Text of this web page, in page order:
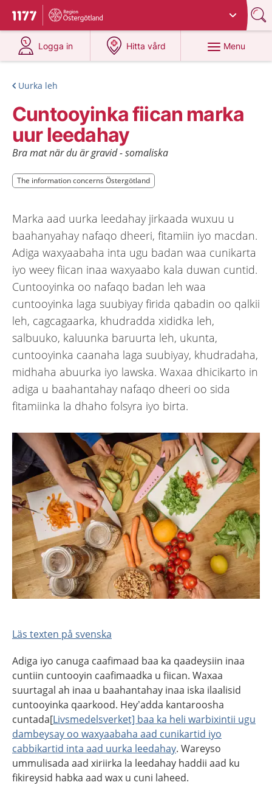
To start page for 1177
Du har valt region
Logga in
at 1177.se
Hitta vård
at 1177.se
Menu
Uurka leh
Cuntooyinka fiican marka
uur leedahay
Bra mat när du är gravid - somaliska
The information concerns Östergötland
The information concerns Östergötland
Marka aad uurka leedahay jirkaada wuxuu u
baahanyahay nafaqo dheeri, fitamiin iyo macdan.
Adiga waxyaabaha inta ugu badan waa cunikarta
iyo weey fiican inaa waxyaabo kala duwan cuntid.
Cuntooyinka oo nafaqo badan leh waa
cuntooyinka laga suubiyay firida qabadin oo qalkii
leh, cagcagaarka, khudradda xididka leh,
salbuuko, kaluunka baruurta leh, ukunta,
cuntooyinka caanaha laga suubiyay, khudradaha,
midhaha abuurka iyo lawska. Waxaa dhicikarto in
adiga u baahantahay nafaqo dheeri oo sida
fitamiinka la dhaho folsyra iyo birta.
Läs texten på svenska
Adiga iyo canuga caafimaad baa ka qaadeysiin inaa
cuntiin cuntooyin caafimaadka u fiican. Waxaa
suurtagal ah inaa u baahantahay inaa iska ilaalisid
cuntooyinka qaarkood. Hey’adda kantaroosha
cuntada[Livsmedelsverket] baa ka heli warbixintii ugu
dambeysay oo waxyaabaha aad cunikartid iyo
cabbikartid inta aad uurka leedahay. Wareyso
ummulisada aad xiriirka la leedahay haddii aad ku
fikireysid habka aad wax u cuni laheed.